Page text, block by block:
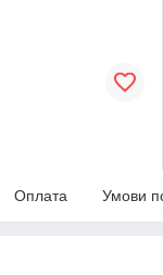
Оплата Умови